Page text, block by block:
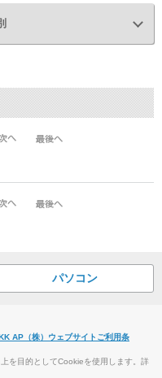
パソコン
AP（株）ウェブサイトご利用条
を目的としてCookieを使用します。詳